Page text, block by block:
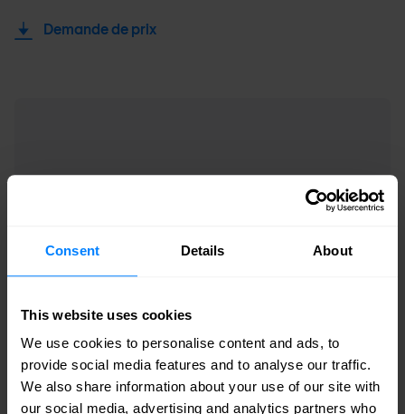
Consent Details About
This website uses cookies
We use cookies to personalise content and ads, to
provide social media features and to analyse our traffic.
We also share information about your use of our site with
our social media, advertising and analytics partners who
Demande de prix
Routeurs métro universel ACX series
Juniper Networks ACX5000